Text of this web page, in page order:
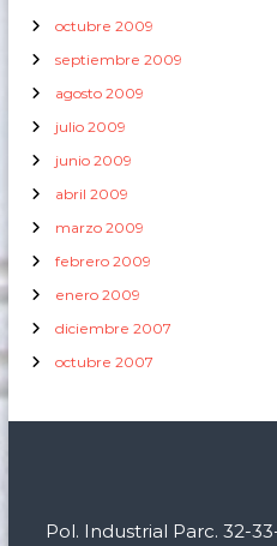
octubre 2009
septiembre 2009
agosto 2009
julio 2009
junio 2009
abril 2009
marzo 2009
febrero 2009
enero 2009
diciembre 2007
octubre 2007
Pol. Industrial Parc. 32-